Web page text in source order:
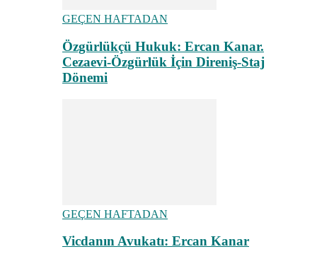
GEÇEN HAFTADAN
Özgürlükçü Hukuk: Ercan Kanar.
Cezaevi-Özgürlük İçin Direniş-Staj
Dönemi
GEÇEN HAFTADAN
Vicdanın Avukatı: Ercan Kanar